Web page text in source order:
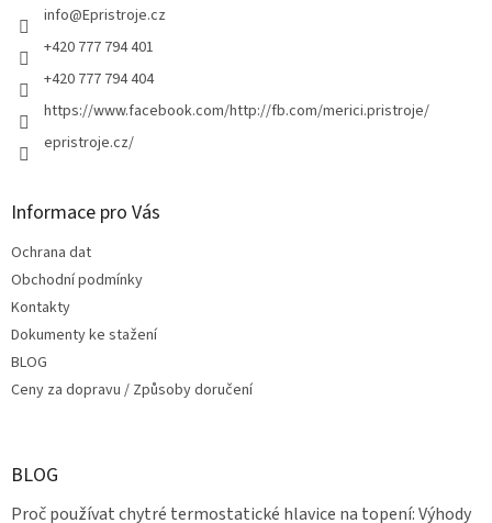
info@Epristroje.cz
+420 777 794 401
+420 777 794 404
https://www.facebook.com/http://fb.com/merici.pristroje/
epristroje.cz/
Informace pro Vás
Ochrana dat
Obchodní podmínky
Kontakty
Dokumenty ke stažení
BLOG
Ceny za dopravu / Způsoby doručení
BLOG
Proč používat chytré termostatické hlavice na topení: Výhody